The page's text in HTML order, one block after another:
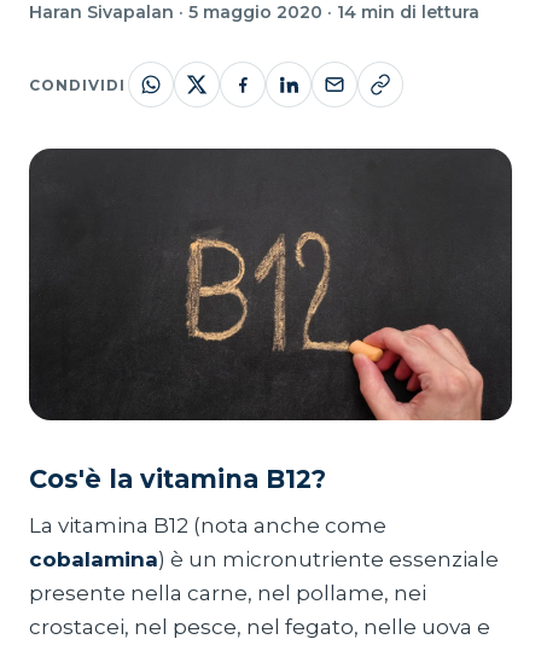
Haran Sivapalan · 5 maggio 2020 · 14 min di lettura
CONDIVIDI
Cos'è la vitamina B12?
La vitamina B12 (nota anche come
cobalamina) è un micronutriente essenziale
presente nella carne, nel pollame, nei
crostacei, nel pesce, nel fegato, nelle uova e